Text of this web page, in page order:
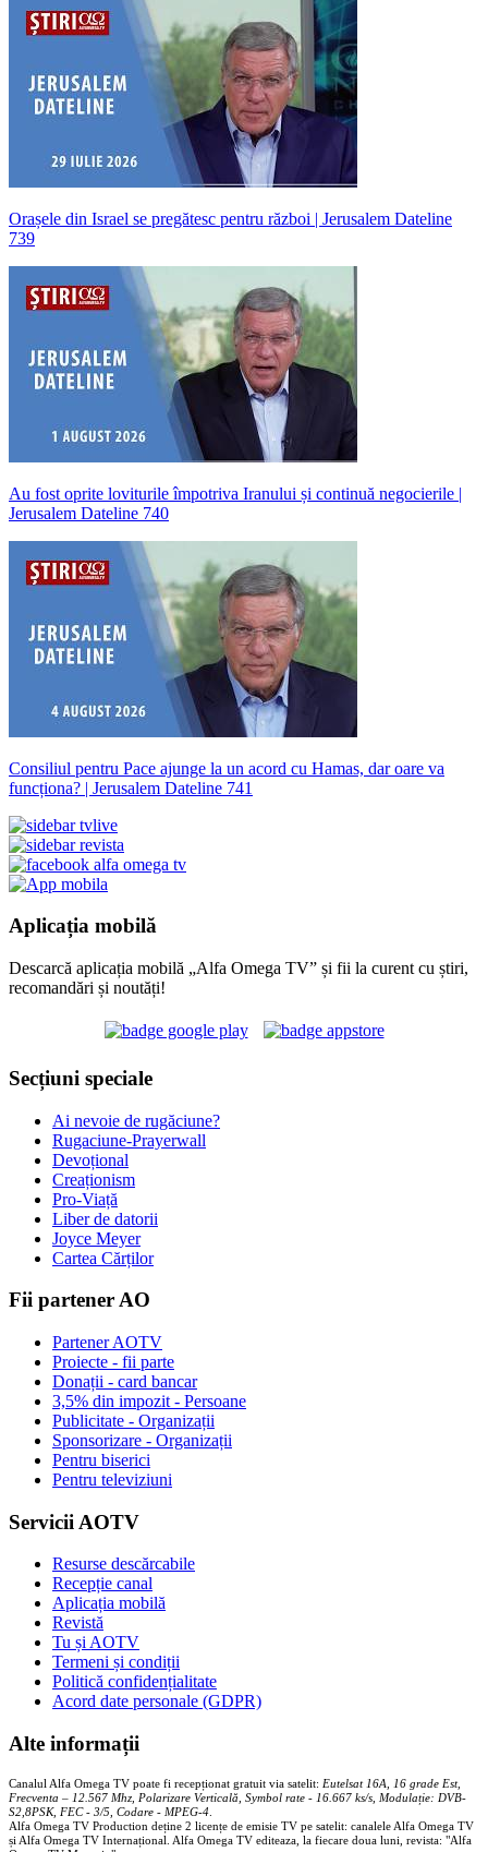
Orașele din Israel se pregătesc pentru război | Jerusalem Dateline
739
Au fost oprite loviturile împotriva Iranului și continuă negocierile |
Jerusalem Dateline 740
Consiliul pentru Pace ajunge la un acord cu Hamas, dar oare va
funcționa? | Jerusalem Dateline 741
Aplicația mobilă
Descarcă aplicația mobilă „Alfa Omega TV” și fii la curent cu știri,
recomandări și noutăți!
Secțiuni speciale
Ai nevoie de rugăciune?
Rugaciune-Prayerwall
Devoțional
Creaționism
Pro-Viață
Liber de datorii
Joyce Meyer
Cartea Cărților
Fii partener AO
Partener AOTV
Proiecte - fii parte
Donații - card bancar
3,5% din impozit - Persoane
Publicitate - Organizații
Sponsorizare - Organizații
Pentru biserici
Pentru televiziuni
Servicii AOTV
Resurse descărcabile
Recepție canal
Aplicația mobilă
Revistă
Tu și AOTV
Termeni și condiții
Politică confidențialitate
Acord date personale (GDPR)
Alte informații
Canalul Alfa Omega TV poate fi recepționat gratuit via satelit: Eutelsat 16A, 16 grade Est,
Frecventa – 12.567 Mhz, Polarizare Verticală, Symbol rate - 16.667 ks/s, Modulație: DVB-
S2,8PSK, FEC - 3/5, Codare - MPEG-4
Alfa Omega TV Production deține 2 licențe de emisie TV pe satelit: canalele Alfa Omega TV
și Alfa Omega TV Internațional. Alfa Omega TV editeaza, la fiecare doua luni, revista: "Alfa